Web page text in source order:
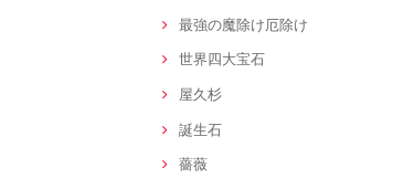
最強の魔除け厄除け
世界四大宝石
屋久杉
誕生石
薔薇